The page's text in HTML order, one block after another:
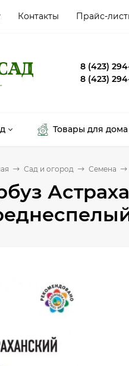
Контакты Прайс-
8 (423)
8 (423)
Товары для дома
Сад и огород Семена